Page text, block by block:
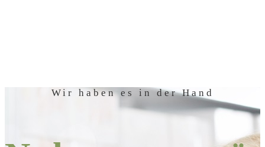
Wir haben es in der Hand